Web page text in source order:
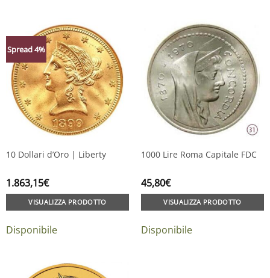
Spread 4%
10 Dollari d’Oro | Liberty
1.863,15€
VISUALIZZA PRODOTTO
Disponibile
1000 Lire Roma Capitale FDC
45,80€
VISUALIZZA PRODOTTO
Disponibile